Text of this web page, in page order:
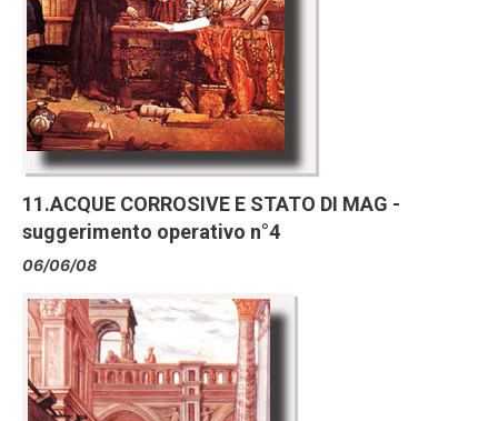
11.ACQUE CORROSIVE E STATO DI MAG -
suggerimento operativo n°4
06/06/08